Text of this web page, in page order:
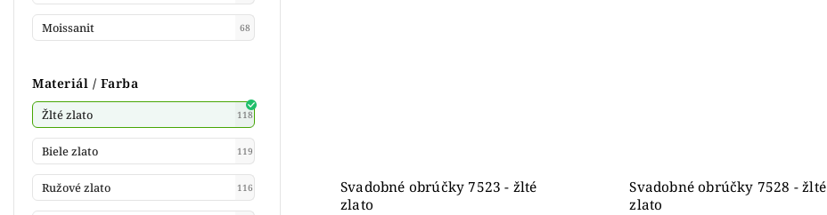
Moissanit 68
Materiál / Farba
Žlté zlato 118
Biele zlato 119
Ružové zlato 116
Svadobné obrúčky 7523 - žlté
zlato
Svadobné obrúčky 7528 - žlté
zlato